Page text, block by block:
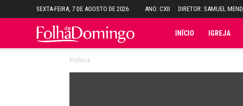
SEXTA-FEIRA, 7 DE AGOSTO DE 2026 ANO: CXII DIRETOR: SAMUEL
Folha INÍCIO IGREJA
Política